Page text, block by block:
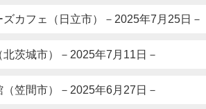
カフェ（日立市）－2025年7月25日－
茨城市）－2025年7月11日－
笠間市）－2025年6月27日－